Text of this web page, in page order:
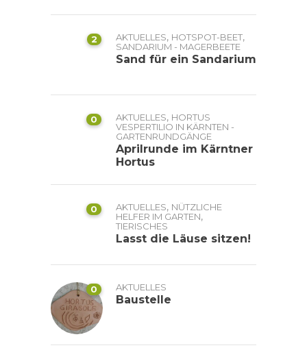
2 AKTUELLES, HOTSPOT-BEET,
SANDARIUM - MAGERBEETE
Sand für ein Sandarium
0 AKTUELLES, HORTUS
VESPERTILIO IN KÄRNTEN -
GARTENRUNDGÄNGE
Aprilrunde im Kärntner
Hortus
0 AKTUELLES, NÜTZLICHE
HELFER IM GARTEN,
TIERISCHES
Lasst die Läuse sitzen!
0 AKTUELLES
Baustelle